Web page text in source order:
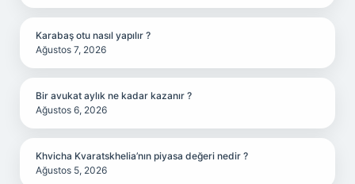
Karabaş otu nasıl yapılır ?
Ağustos 7, 2026
Bir avukat aylık ne kadar kazanır ?
Ağustos 6, 2026
Khvicha Kvaratskhelia’nın piyasa değeri nedir ?
Ağustos 5, 2026